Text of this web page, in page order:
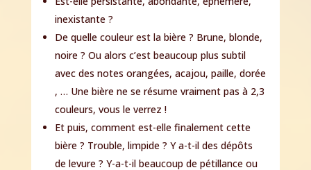
inexistante ?
De quelle couleur est la bière ? Brune, blonde,
noire ? Ou alors c’est beaucoup plus subtil
avec des notes orangées, acajou, paille, dorée
, … Une bière ne se résume vraiment pas à 2,3
couleurs, vous le verrez !
Et puis, comment est-elle finalement cette
bière ? Trouble, limpide ? Y a-t-il des dépôts
de levure ? Y-a-t-il beaucoup de pétillance ou